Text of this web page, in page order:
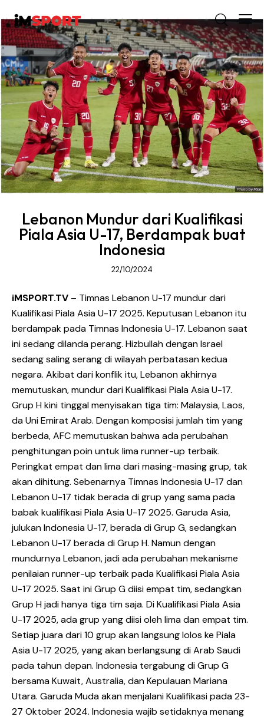
Lebanon Mundur dari Kualifikasi
Piala Asia U-17, Berdampak buat
Indonesia
22/10/2024
iMSPORT.TV – Timnas Lebanon U-17 mundur dari
Kualifikasi Piala Asia U-17 2025. Keputusan Lebanon itu
berdampak pada Timnas Indonesia U-17. Lebanon saat
ini sedang dilanda perang. Hizbullah dengan Israel
sedang saling serang di wilayah perbatasan kedua
negara. Akibat dari konflik itu, Lebanon akhirnya
memutuskan, mundur dari Kualifikasi Piala Asia U-17.
Grup H kini tinggal menyisakan tiga tim: Malaysia, Laos,
da Uni Emirat Arab. Dengan komposisi jumlah tim yang
berbeda, AFC memutuskan bahwa ada perubahan
penghitungan poin untuk lima runner-up terbaik.
Peringkat empat dan lima dari masing-masing grup, tak
akan dihitung. Sebenarnya Timnas Indonesia U-17 dan
Lebanon U-17 tidak berada di grup yang sama pada
babak kualifikasi Piala Asia U-17 2025. Garuda Asia,
julukan Indonesia U-17, berada di Grup G, sedangkan
Lebanon U-17 berada di Grup H. Namun dengan
mundurnya Lebanon, jadi ada perubahan mekanisme
penilaian runner-up terbaik pada Kualifikasi Piala Asia
U-17 2025. Saat ini Grup G diisi empat tim, sedangkan
Grup H jadi hanya tiga tim saja. Di Kualifikasi Piala Asia
U-17 2025, ada grup yang diisi oleh lima dan empat tim.
Setiap juara dari 10 grup akan langsung lolos ke Piala
Asia U-17 2025, yang akan berlangsung di Arab Saudi
pada tahun depan. Indonesia tergabung di Grup G
bersama Kuwait, Australia, dan Kepulauan Mariana
Utara. Garuda Muda akan menjalani Kualifikasi pada 23-
27 Oktober 2024. Indonesia wajib setidaknya menang